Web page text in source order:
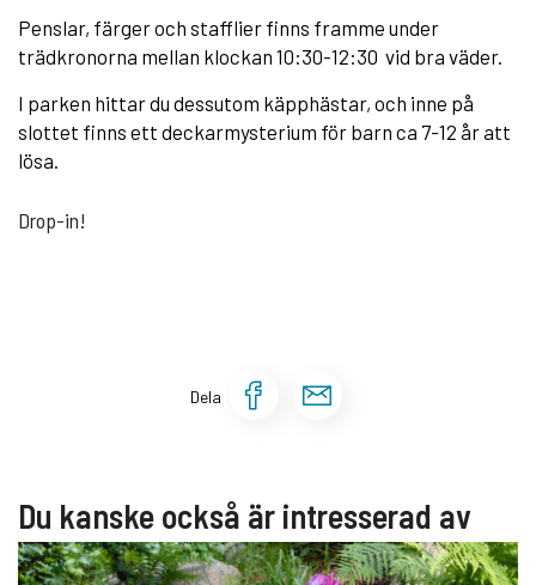
Penslar, färger och stafflier finns framme under
trädkronorna mellan klockan 10:30-12:30 vid bra väder.
I parken hittar du dessutom käpphästar, och inne på
slottet finns ett deckarmysterium för barn ca 7-12 år att
lösa.
Drop-in!
Dela Dela sidan på
Du kanske också är intresserad av